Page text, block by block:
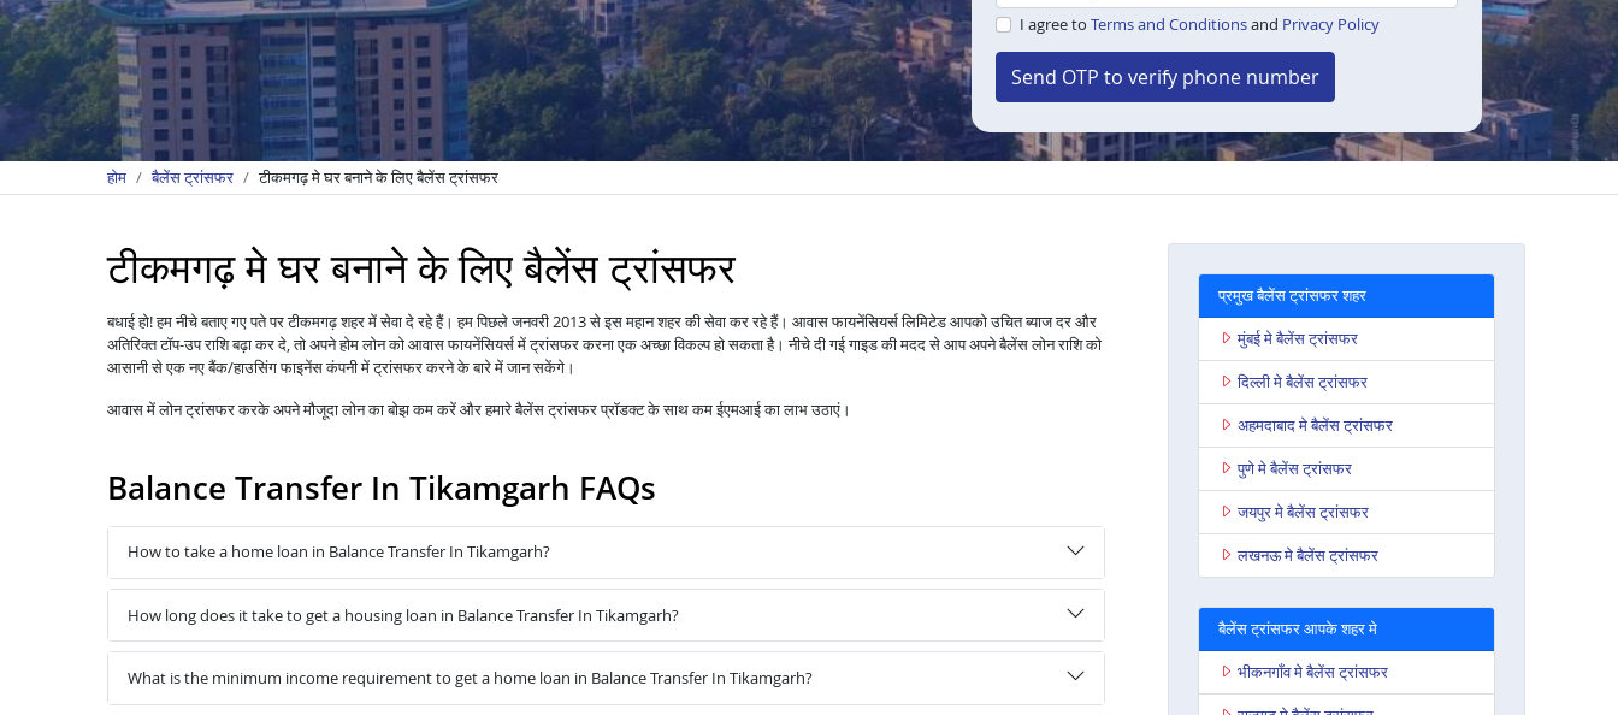
I agree to Terms and Conditionsand Privacy Policy
Send OTP to verify phone number
होम बैलेंस ट्रांसफर टीकमगढ़ मे घर बनाने के लिए बैलेंस ट्रांसफर
टीकमगढ़ मे घर बनाने के लिए बैलेंस ट्रांसफर
बधाई हो! हम नीचे बताए गए पते पर टीकमगढ़ शहर में सेवा दे रहे हैं। हम पिछले जनवरी 2013 से इस महान शहर की सेवा कर रहे हैं। आवास फायनेंसियर्स लिमिटेड आपको उचित ब्याज दर और
अतिरिक्त टॉप-उप राशि बढ़ा कर दे, तो अपने होम लोन को आवास फायनेंसियर्स में ट्रांसफर करना एक अच्छा विकल्प हो सकता है। नीचे दी गई गाइड की मदद से आप अपने बैलेंस लोन राशि को
आसानी से एक नए बैंक/हाउसिंग फाइनेंस कंपनी में ट्रांसफर करने के बारे में जान सकेंगे।
आवास मेंलोनट्रांसफर करके अपने मौजूदा लोन का बोझ कम करें और हमारे बैलेंस ट्रांसफर प्रॉडक्ट के साथ कम ईएमआई का लाभ उठाएं।
Balance Transfer In Tikamgarh FAQs
How to take a home loan in Balance Transfer In Tikamgarh?
How long does it take to get a housing loan in Balance Transfer In Tikamgarh?
What is the minimum income requirement to get a home loan in Balance Transfer In Tikamgarh?
प्रमुख बैलेंस ट्रांसफर शहर
मुंबई मे बैलेंस ट्रांसफर
दिल्ली मे बैलेंस ट्रांसफर
अहमदाबाद मे बैलेंस ट्रांसफर
पुणे मे बैलेंस ट्रांसफर
जयपुर मे बैलेंस ट्रांसफर
लखनऊ मे बैलेंस ट्रांसफर
बैलेंस ट्रांसफर आपके शहर मे
भीकनगाँव मे बैलेंस ट्रांसफर